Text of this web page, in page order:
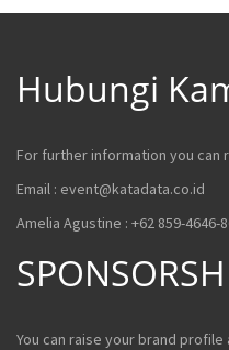
Hubungi
For further information you can
Email : event@katadata.co.id
Amelia Agustine : +62 859-4646-
You can raise your brand